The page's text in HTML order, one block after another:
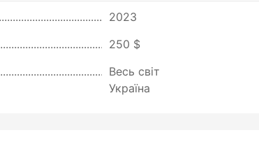
2023
250 $
Весь світ
Україна